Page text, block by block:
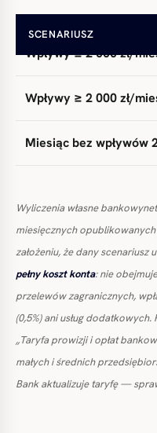
SCENARIUSZ
Wpływy ≥ 2 000 zł/
Wpływy ≥ 2 000 zł/
Miesiąc bez wpływów
Wyliczenia własne
miesięcznych opublikowanych
założeniu, że dany scenariusz
pełny koszt konta: nie
przelewów zagranicznych,
(0,5%) ani usług
„Taryfa prowizji i opłat
małych i średnich
Bank aktualizuje taryfę —